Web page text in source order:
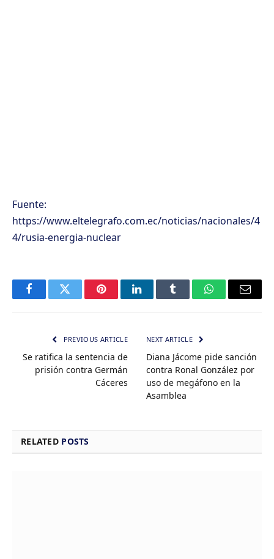
Fuente:
https://www.eltelegrafo.com.ec/noticias/nacionales/4
4/rusia-energia-nuclear
FacebookTwitter PinterestLinkedInTumblr WhatsAppEmail
PREVIOUS ARTICLE
Se ratifica la sentencia de
prisión contra Germán
Cáceres
NEXT ARTICLE
Diana Jácome pide sanción
contra Ronal González por
uso de megáfono en la
Asamblea
RELATED POSTS